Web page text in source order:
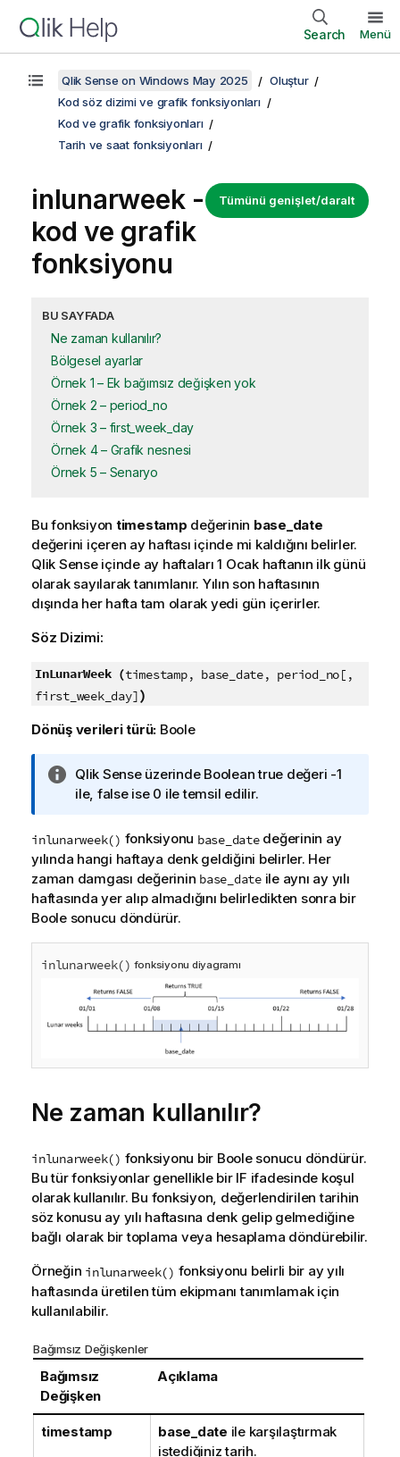
Search Menü
Qlik Sense on Windows May 2025
Oluştur
Kod söz dizimi ve grafik fonksiyonları
Kod ve grafik fonksiyonları
Tarih ve saat fonksiyonları
Tümünü genişlet/daralt
inlunarweek -
kod ve grafik
fonksiyonu
BU SAYFADA
Ne zaman kullanılır?
Bölgesel ayarlar
Örnek 1 – Ek bağımsız değişken yok
Örnek 2 – period_no
Örnek 3 – first_week_day
Örnek 4 – Grafik nesnesi
Örnek 5 – Senaryo
Bu fonksiyon timestamp değerinin base_date
değerini içeren ay haftası içinde mi kaldığını belirler.
Qlik Senseiçinde ay haftaları 1 Ocak haftanın ilk günü
olarak sayılarak tanımlanır. Yılın son haftasının
dışında her hafta tam olarak yedi gün içerirler.
Söz Dizimi:
InLunarWeek (timestamp, base_date, period_no[,
first_week_day])
Dönüş verileri türü: Boole
B
i
i
n
o
t
Qlik Senseüzerinde Boolean true değeri -1
ile, false ise 0 ile temsil edilir.
inlunarweek() fonksiyonu base_datedeğerinin ay
yılında hangi haftaya denk geldiğini belirler. Her
zaman damgası değerinin base_dateile aynı ay yılı
haftasında yer alıp almadığını belirledikten sonra bir
Boole sonucu döndürür.
inlunarweek() fonksiyonu diyagramı
Ne zaman kullanılır?
inlunarweek() fonksiyonu bir Boole sonucu döndürür.
Bu tür fonksiyonlar genellikle bir IF ifadesinde koşul
olarak kullanılır. Bu fonksiyon, değerlendirilen tarihin
söz konusu ay yılı haftasına denk gelip gelmediğine
bağlı olarak bir toplama veya hesaplama döndürebilir.
Örneğin inlunarweek() fonksiyonu belirli bir ay yılı
haftasında üretilen tüm ekipmanı tanımlamak için
kullanılabilir.
Bağımsız Değişkenler
Bağımsız
Değişken
Açıklama
timestamp base_date ile karşılaştırmak
istediğiniz tarih.